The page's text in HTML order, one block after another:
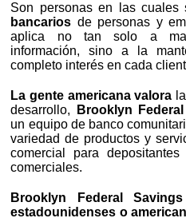
Son personas en las cuales
bancarios de personas y
aplica no tan solo a
información, sino a la
completo interés en cada
La gente americana valora
desarrollo,
Brooklyn
un equipo de banco
variedad de productos y
comercial para
comerciales.
Brooklyn Federal
estadounidenses o